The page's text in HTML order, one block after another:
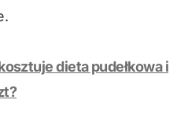
dieta pudełkowa i